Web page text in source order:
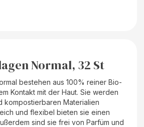
Normal, 32 St
bestehen aus 100% reiner Bio-
Kontakt mit der Haut. Sie werden
kompostierbaren Materialien
und flexibel bieten sie einen
sind sie frei von Parfüm und